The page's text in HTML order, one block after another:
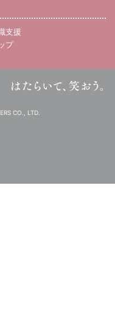
支援
プ
CO., LTD.